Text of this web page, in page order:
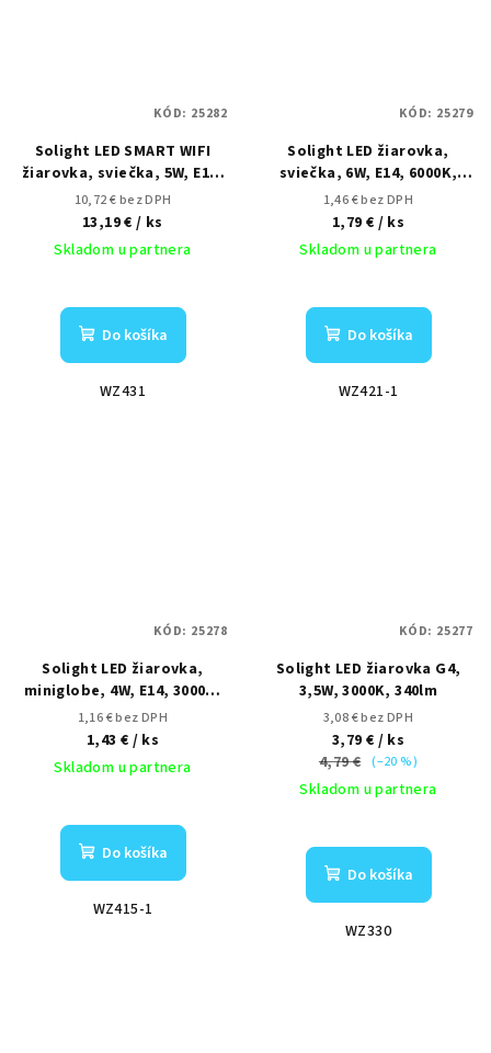
Solight LED SMART WIFI
žiarovka, sviečka, 5W, E14,
RGB, 400lm
10,72 € bez DPH
13,19 €/ ks
Skladom u partnera
Do košíka
WZ431
KÓD: 25282
Solight LED žiarovka,
sviečka, 6W, E14, 6000K,
510lm
1,46 € bez DPH
1,79 € / ks
Skladom u partnera
Do košíka
WZ421-1
KÓD: 25279
Solight LED žiarovka,
miniglobe, 4W, E14, 3000K,
340lm, biele prevedenie
1,16 € bez DPH
1,43 € / ks
Skladom u partnera
Do košíka
WZ415-1
KÓD: 25278
Solight LED žiarovka G4,
3,5W, 3000K, 340lm
3,08 € bez DPH
3,79 € / ks
4,79 € (–20 %)
Skladom u partnera
Do košíka
WZ330
KÓD: 25277